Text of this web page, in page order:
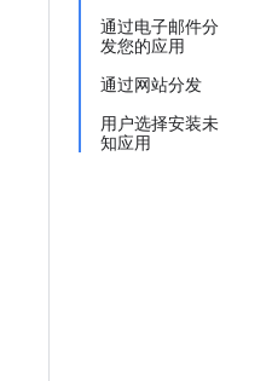
通过电子邮件分
发您的应用
通过网站分发
用户选择安装未
知应用